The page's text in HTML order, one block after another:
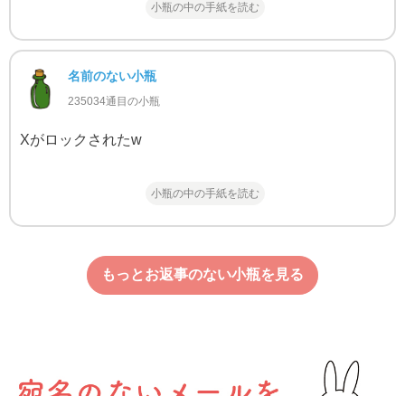
小瓶の中の手紙を読む
名前のない小瓶
235034通目の小瓶
Xがロックされたw
小瓶の中の手紙を読む
もっとお返事のない小瓶を見る